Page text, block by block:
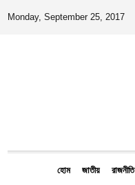
Monday, September 25, 2017
হোম জাতীয় রাজনীতি